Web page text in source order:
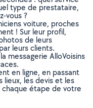
type de prestataire,
vous ?
voiture, proches
! Sur leur profil,
de leurs
leurs clients.
messagerie AlloVoisins
en ligne, en passant
lieux, les devis et les
chaque étape de votre